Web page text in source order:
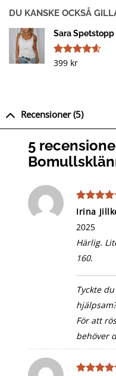
DU KANSKE OCKSÅ
Sara Spetstopp
Betygsatt
13
399 kr
Recensioner (5)
5
Betygsatt
av 5
Irina
2025
Härlig.
160.
Tyckte
För att
behöver